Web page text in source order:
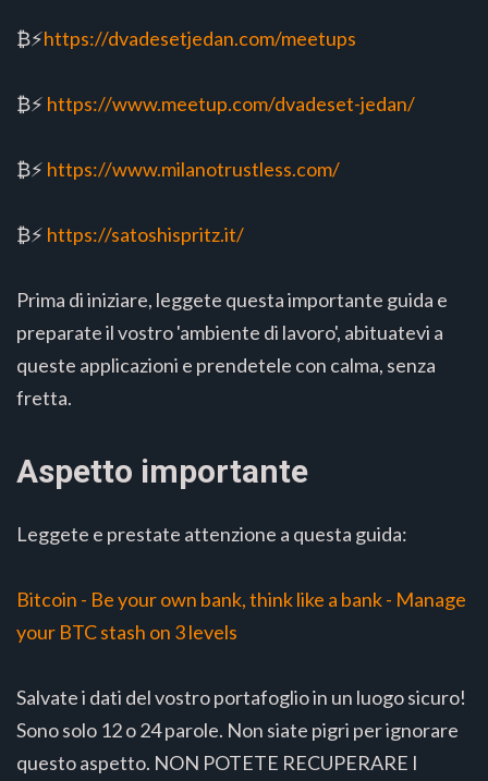
₿⚡️https://dvadesetjedan.com/meetups
₿⚡️ https://www.meetup.com/dvadeset-jedan/
₿⚡️ https://www.milanotrustless.com/
₿⚡️ https://satoshispritz.it/
Prima di iniziare, leggete questa importante guida e
preparate il vostro 'ambiente di lavoro', abituatevi a
queste applicazioni e prendetele con calma, senza
fretta.
Aspetto importante
Leggete e prestate attenzione a questa guida:
Bitcoin - Be your own bank, think like a bank - Manage
your BTC stash on 3 levels
Salvate i dati del vostro portafoglio in un luogo sicuro!
Sono solo 12 o 24 parole. Non siate pigri per ignorare
questo aspetto. NON POTETE RECUPERARE I